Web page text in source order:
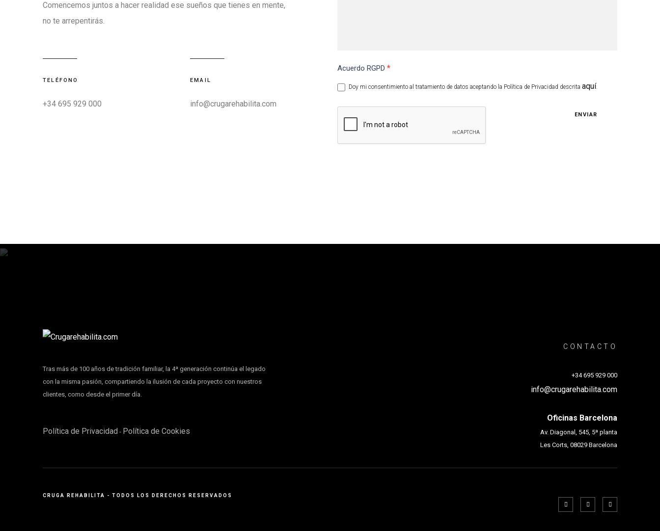
Comencemos juntos a hacer realidad ese sueños que tienes en mente,
no te arrepentirás.
TELÉFONO
+34 695 929 000
EMAIL
info@crugarehabilita.com
Acuerdo RGPD *
Doy mi consentimiento al tratamiento de datos aceptando la Política de Privacidad descrita aquí.
ENVIAR
Tras más de 100 años de tradición familiar, la 4ª generación continúa el legado
con la misma pasión, compartiendo la ilusión de cada proyecto con nuestros
clientes, como desde el primer día.
Política de Privacidad - Política de Cookies
CONTACTO
+34 695 929 000
info@crugarehabilita.com
Oficinas Barcelona
Av. Diagonal, 545, 5ª planta
Les Corts, 08029 Barcelona
CRUGA REHABILITA - TODOS LOS DERECHOS RESERVADOS